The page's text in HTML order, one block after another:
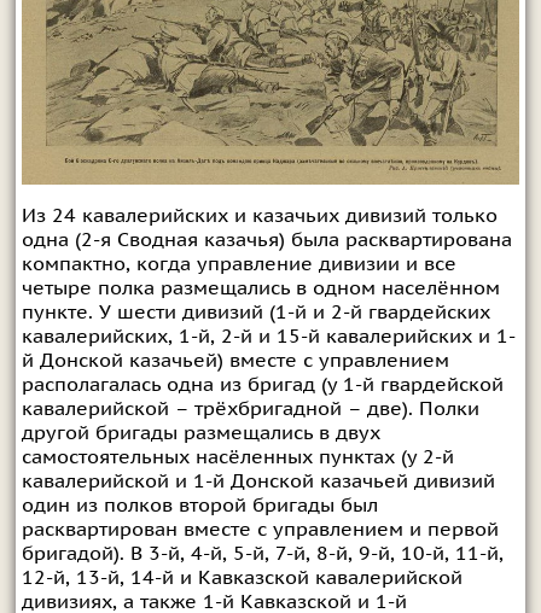
Из 24 кавалерийских и казачьих дивизий только
одна (2-я Сводная казачья) была расквартирована
компактно, когда управление дивизии и все
четыре полка размещались в одном населённом
пункте. У шести дивизий (1-й и 2-й гвардейских
кавалерийских, 1-й, 2-й и 15-й кавалерийских и 1-
й Донской казачьей) вместе с управлением
располагалась одна из бригад (у 1-й гвардейской
кавалерийской – трёхбригадной – две). Полки
другой бригады размещались в двух
самостоятельных насёленных пунктах (у 2-й
кавалерийской и 1-й Донской казачьей дивизий
один из полков второй бригады был
расквартирован вместе с управлением и первой
бригадой). В 3-й, 4-й, 5-й, 7-й, 8-й, 9-й, 10-й, 11-й,
12-й, 13-й, 14-й и Кавказской кавалерийской
дивизиях, а также 1-й Кавказской и 1-й